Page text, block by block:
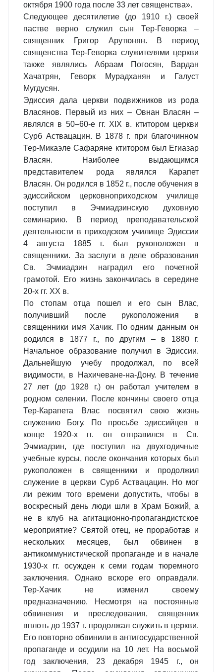
октября 1900 года после 33 лет священства».
Следующее десятилетие (до 1910 г.) своей
пастве верно служил сын Тер-Геворка –
священник Григор Арутюнян. В период
священства Тер-Геворка служителями церкви
также являлись Абраам Погосян, Вардан
Хачатрян, Геворк Мурадханян и Галуст
Мугдусян.
Эдиссия дала церкви подвижников из рода
Власянов. Первый из них – Овнан Власян –
являлся в 50–60-е гг. XIX в. ктитором церкви
Сурб Аствацацин. В 1878 г. при благочинном
Тер-Микаэле Сафаряне ктитором был Егиазар
Власян. Наиболее выдающимся
представителем рода являлся Карапет
Власян. Он родился в 1852 г., после обучения в
эдиссийском церковноприходском училище
поступил в Эчмиадзинскую духовную
семинарию. В период преподавательской
деятельности в приходском училище Эдиссии
4 августа 1885 г. был рукоположен в
священники. За заслуги в деле образования
Св. Эчмиадзин наградил его почетной
грамотой. Его жизнь закончилась в середине
20-х гг. ХХ в.
По стопам отца пошел и его сын Влас,
получивший после рукоположения в
священники имя Хачик. По одним данным он
родился в 1877 г., по другим – в 1880 г.
Начальное образование получил в Эдиссии.
Дальнейшую учебу продолжал, по всей
видимости, в Нахичеване-на-Дону. В течение
27 лет (до 1928 г.) он работал учителем в
родном селении. После кончины своего отца
Тер-Карапета Влас посвятил свою жизнь
служению Богу. По просьбе эдиссийцев в
конце 1920-х гг. он отправился в Св.
Эчмиадзин, где поступил на двухгодичные
учебные курсы, после окончания которых был
рукоположен в священники и продолжил
служение в церкви Сурб Аствацацин. Но мог
ли режим того времени допустить, чтобы в
воскресный день люди шли в Храм Божий, а
не в клуб на агитационно-пропагандистское
мероприятие? Святой отец, не проработав и
нескольких месяцев, был обвинен в
антикоммунистической пропаганде и в начале
1930-х гг. осужден к семи годам тюремного
заключения. Однако вскоре его оправдали.
Тер-Хачик не изменил своему
предназначению. Несмотря на постоянные
обвинения и преследования, священник
вплоть до 1937 г. продолжал служить в церкви.
Его повторно обвинили в антигосударственной
пропаганде и осудили на 10 лет. На восьмой
год заключения, 23 декабря 1945 г., он